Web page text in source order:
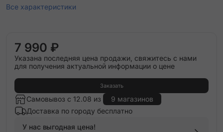
Все характеристики
7 990 ₽
Указана последняя цена продажи, свяжитесь с нами
для получения актуальной информации о цене
Заказать
Самовывоз с 12.08 из
9 магазинов
Доставка по городу бесплатно
У нас выгодная цена!